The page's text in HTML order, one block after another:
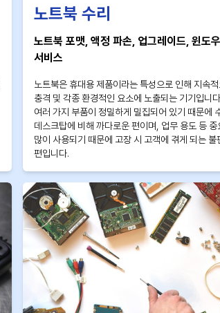
노트북 수리
노트북 포맷, 액정 파손, 업그레이드, 윈도
서비스
노트북은 휴대용 제품이라는 특성으로 인해 지속적
충격 및 각종 환경적인 요소에 노출되는 기기입니
여러 가지 부품이 정밀하게 밀집되어 있기 때문에
데스크탑에 비해 까다로운 편이며, 업무 용도 등 중
많이 사용되기 때문에 고장 시 고객에 겪게 되는 불
편입니다.